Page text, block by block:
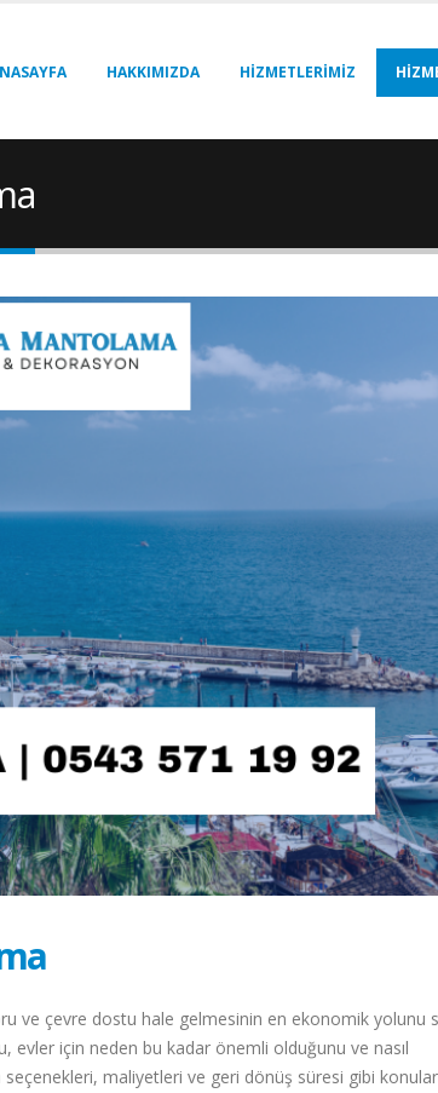
HAKKIMIZDA HIZMETLERIMIZ
ve çevre dostu hale gelmesinin en ekonomik yolunu
evler için neden bu kadar önemli olduğunu ve nasıl
seçenekleri, maliyetleri ve geri dönüş süresi gibi